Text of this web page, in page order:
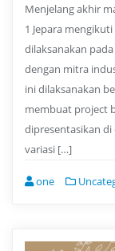
Menjelang akhir
1 Jepara
dilaksanakan
dengan mitra
ini dilaksanakan
membuat project
dipresentasikan di
variasi […]
one